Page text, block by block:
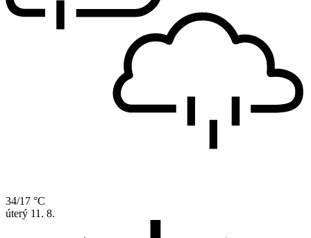
34/17 °C
úterý 11. 8.